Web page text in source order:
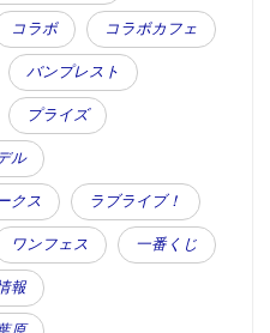
コラボ コラボカフェ
バンプレスト
プライズ
ル
クス ラブライブ！
ワンフェス 一番くじ
報